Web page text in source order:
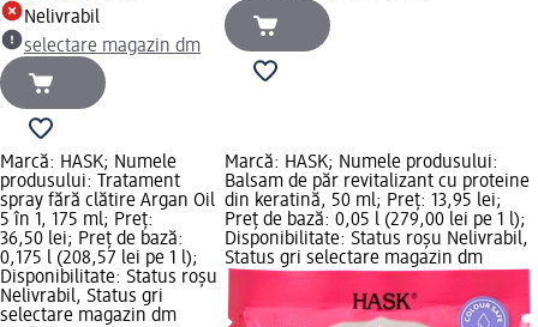
Nelivrabil
selectare magazin dm
Marcă: HASK; Numele
produsului: Tratament
spray fără clătire Argan Oil
5 în 1, 175 ml; Preț:
36,50 lei; Preț de bază:
0,175 l (208,57 lei pe 1 l);
Disponibilitate: Status roșu
Nelivrabil, Status gri
selectare magazin dm
Marcă: HASK; Numele produsului:
Balsam de păr revitalizant cu proteine
din keratină, 50 ml; Preț: 13,95 lei;
Preț de bază: 0,05 l (279,00 lei pe 1 l);
Disponibilitate: Status roșu Nelivrabil,
Status gri selectare magazin dm